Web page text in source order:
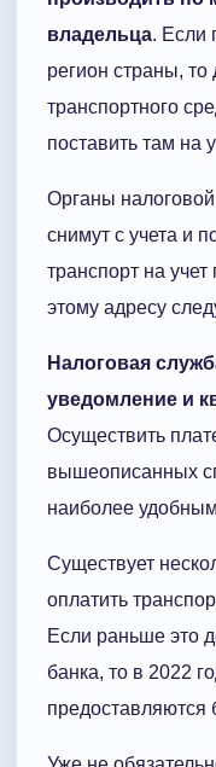
владельца. Если
регион страны,
транспортного
поставить там на
Органы
снимут с учета и
транспорт на
этому адресу
Налоговая
уведомление и
Осуществить
вышеописанных
наиболее
Существует
оплатить
Если раньше это
банка, то в 2022
предоставляются